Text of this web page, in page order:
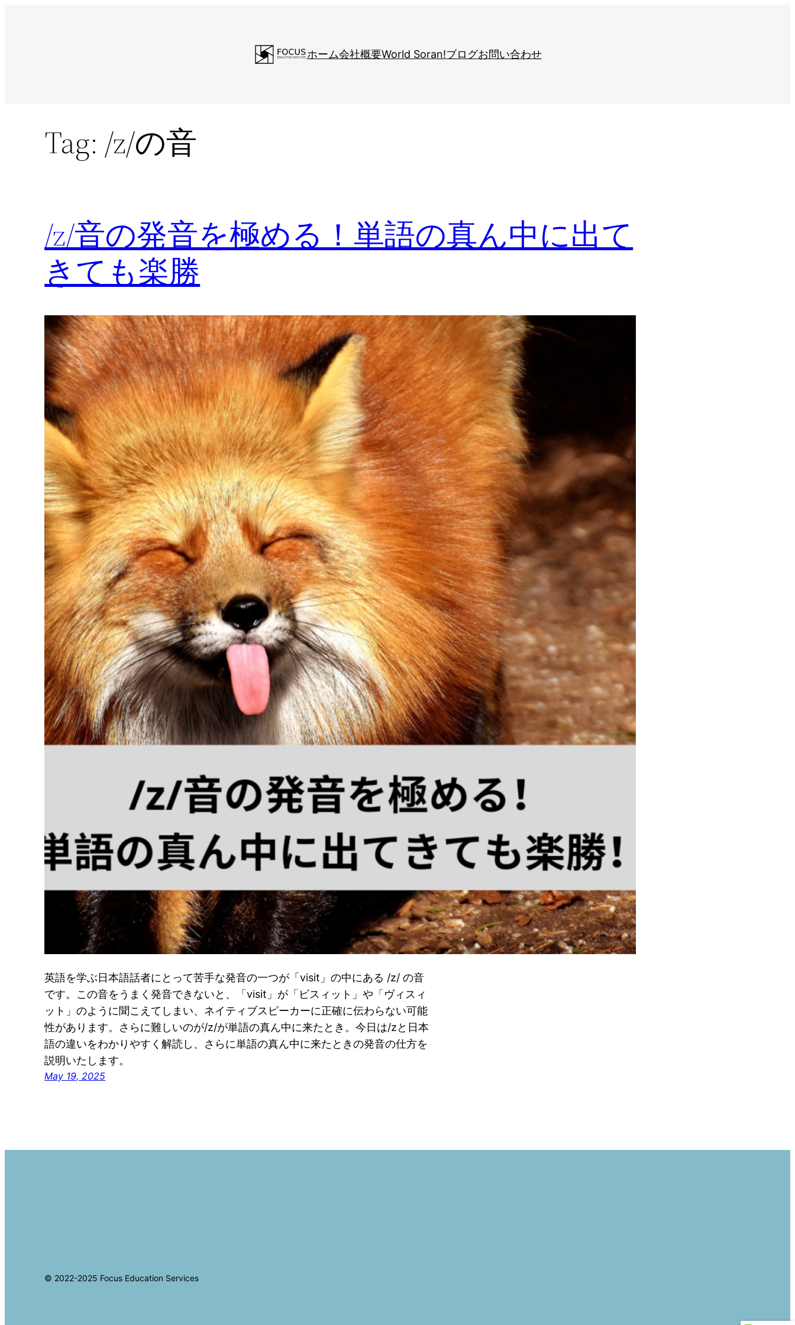
ホーム会社概要World Soran!ブログお問い合わせ
Tag: /z/の音
/z/音の発音を極める！単語の真ん中に出て
きても楽勝
英語を学ぶ日本語話者にとって苦手な発音の一つが「visit」の中にある /z/ の音
です。この音をうまく発音できないと、「visit」が「ビスィット」や「ヴィスィ
ット」のように聞こえてしまい、ネイティブスピーカーに正確に伝わらない可能
性があります。さらに難しいのが/z/が単語の真ん中に来たとき。今日は/zと日本
語の違いをわかりやすく解読し、さらに単語の真ん中に来たときの発音の仕方を
説明いたします。
May 19, 2025
© 2022-2025 Focus Education Services